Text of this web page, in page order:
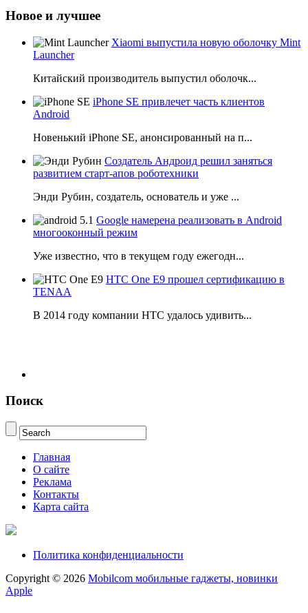
Новое и лучшее
Xiaomi выпустила новую оболочку Mint
Launcher
Китайский производитель выпустил оболочк...
iPhone SE привлечет часть клиентов
Android
Новенький iPhone SE, анонсированный на п...
Создатель Андроид решил заняться
развитием старт-апов роботехники
Энди Рубин, создатель, основатель и уже ...
Google намерена реализовать в Android
многооконный режим
Уже известно, что в текущем году ежегодн...
HTC One E9 прошел сертификацию в
TENAA
В 2014 году компании НТС удалось удивить...
Поиск
Главная
О сайте
Реклама
Контакты
Карта сайта
Политика конфиденциальности
Copyright © 2026 Mobilcom мобильные гаджеты, новинки
Apple